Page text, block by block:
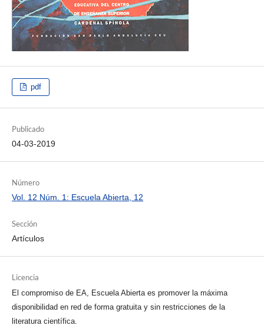
pdf
Publicado
04-03-2019
Número
Vol. 12 Núm. 1: Escuela Abierta, 12
Sección
Artículos
Licencia
El compromiso de EA, Escuela Abierta es promover la máxima
disponibilidad en red de forma gratuita y sin restricciones de la
literatura científica.